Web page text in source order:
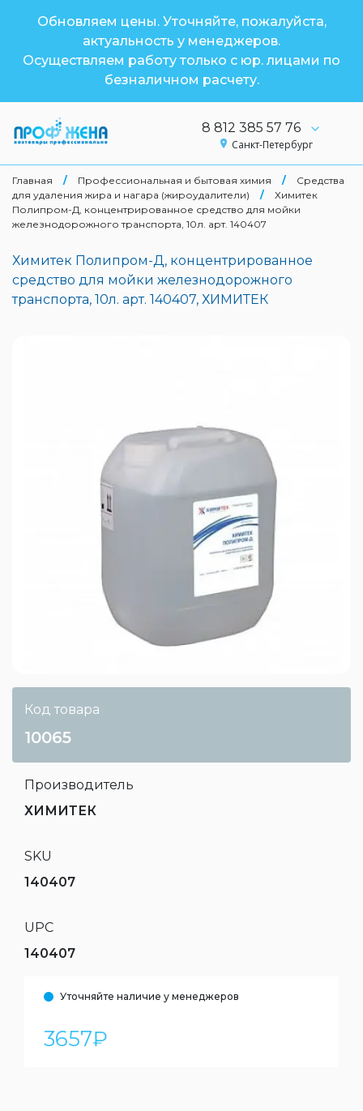
Обновляем цены. Уточняйте, пожалуйста,
актуальность у менеджеров.
Осуществляем работу только с юр. лицами по
безналичном расчету.
8 812 385 57 76
Санкт-Петербург
Главная / Профессиональная и бытовая химия /
Средства
для удаления жира и нагара (жироудалители)
/
Химитек
Полипром-Д, концентрированное средство для мойки
железнодорожного транспорта, 10л. арт. 140407
Химитек Полипром-Д, концентрированное
средство для мойки железнодорожного
транспорта, 10л. арт. 140407, ХИМИТЕК
Код товара
10065
Производитель
ХИМИТЕК
SKU
140407
UPC
140407
Уточняйте наличие у менеджеров
3657₽